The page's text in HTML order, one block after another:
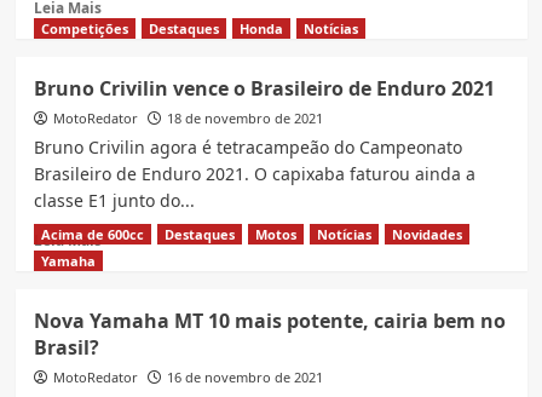
Leia Mais
more
Davidson
financia
compra
nas
unidades
de
2021
Competições Destaques Honda Notícias
Bruno Crivilin vence o Brasileiro de Enduro 2021
MotoRedator 18 de novembro de 2021
Bruno Crivilin agora é tetracampeão do Campeonato
Brasileiro de Enduro 2021. O capixaba faturou ainda a
classe E1 junto do...
Leia MaisRead
Crivilin
o
Acima de 600cc Destaques Motos Notícias
Novidades
Yamaha
Nova Yamaha MT 10 mais potente, cairia bem no
Brasil?
MotoRedator 16 de novembro de 2021